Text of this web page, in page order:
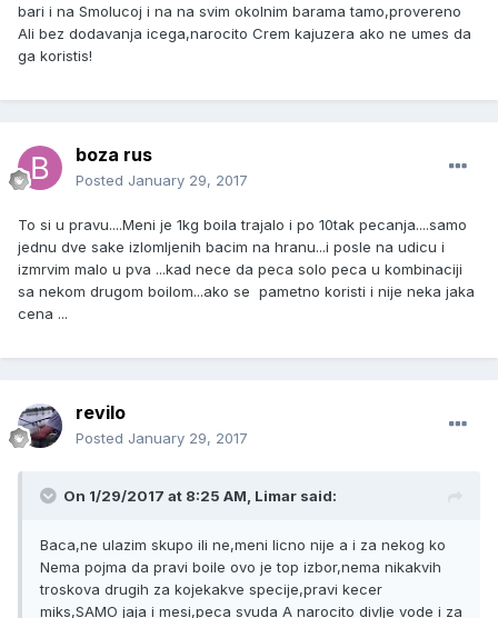
bari i na Smolucoj i na na svim okolnim barama tamo,provereno
Ali bez dodavanja icega,narocito Crem kajuzera ako ne umes da
ga koristis!
boza rus
Posted January 29, 2017
To si u pravu....Meni je 1kg boila trajalo i po 10tak pecanja....samo
jednu dve sake izlomljenih bacim na hranu...i posle na udicu i
izmrvim malo u pva ...kad nece da peca solo peca u kombinaciji
sa nekom drugom boilom...ako se pametno koristi i nije neka jaka
cena ...
revilo
Posted January 29, 2017
On 1/29/2017 at 8:25 AM, Limar said:
Baca,ne ulazim skupo ili ne,meni licno nije a i za nekog ko
Nema pojma da pravi boile ovo je top izbor,nema nikakvih
troskova drugih za kojekakve specije,pravi kecer
miks,SAMO jaja i mesi,peca svuda A narocito divlje vode i za